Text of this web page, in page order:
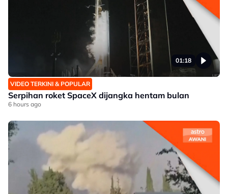
01:18
VIDEO TERKINI & POPULAR
Serpihan roket SpaceX dijangka hentam bulan
6 hours ago